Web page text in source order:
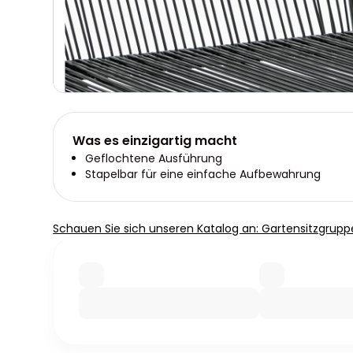
Was es einzigartig macht
Geflochtene Ausführung
Stapelbar für eine einfache Aufbewahrung
Schauen Sie sich unseren Katalog an: